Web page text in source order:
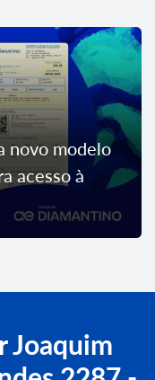
novo modelo
acesso à
Joaquim